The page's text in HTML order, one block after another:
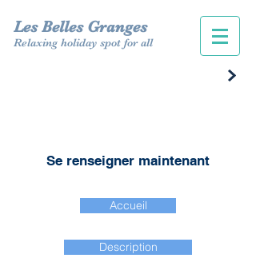
Les Belles Granges
Relaxing holiday spot for all
Se renseigner maintenant
Accueil
Description